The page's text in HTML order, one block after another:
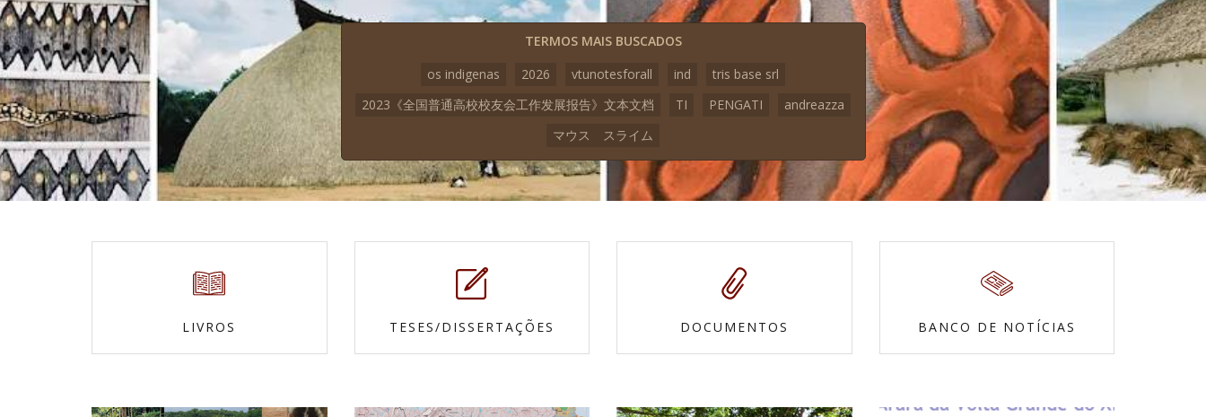
TERMOS MAIS BUSCADOS
os indigenas
2026 vtunotesforall ind
tris base srl
2023《全国普通高校校友会工作发展报告》文本文档
TI PENGATI
andreazza
マウス スライム
LIVROS TESES/DISSERTAÇÕES DOCUMENTOS BANCO DE NOTÍCIAS